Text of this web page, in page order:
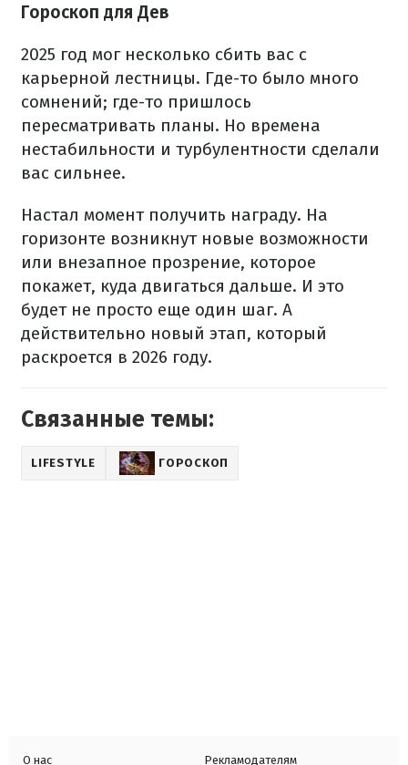
Гороскоп для Дев
2025 год мог несколько сбить вас с
карьерной лестницы. Где-то было много
сомнений; где-то пришлось
пересматривать планы. Но времена
нестабильности и турбулентности сделали
вас сильнее.
Настал момент получить награду. На
горизонте возникнут новые возможности
или внезапное прозрение, которое
покажет, куда двигаться дальше. И это
будет не просто еще один шаг. А
действительно новый этап, который
раскроется в 2026 году.
Связанные темы:
LIFESTYLE ГОРОСКОП
О нас
Рекламодателям